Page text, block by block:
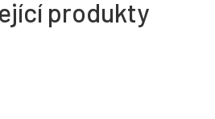
produkty